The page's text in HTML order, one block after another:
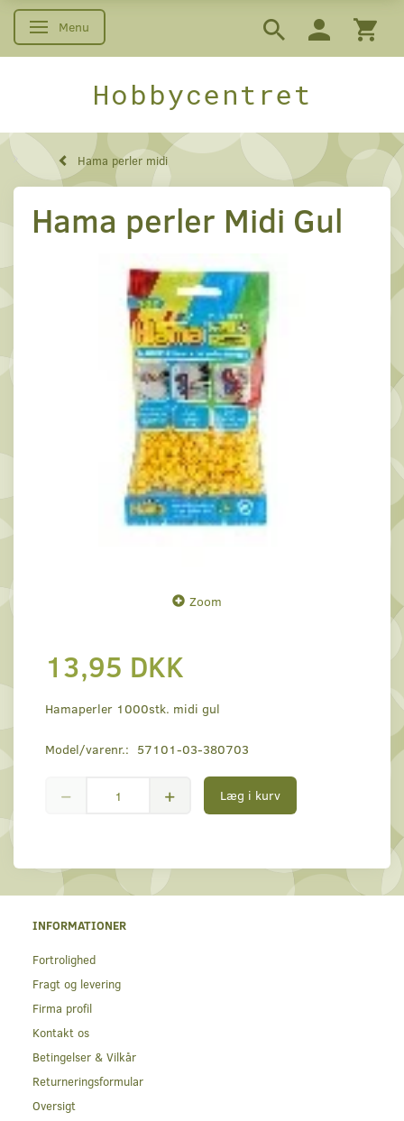
Skifte navigation
Menu
Hobbycentret
Hama perler midi
Hama perler Midi Gul
Zoom
13,95 DKK
Hamaperler 1000stk. midi gul
Model/varenr.: 57101-03-380703
Læg i kurv
INFORMATIONER
Fortrolighed
Fragt og levering
Firma profil
Kontakt os
Betingelser & Vilkår
Returneringsformular
Oversigt